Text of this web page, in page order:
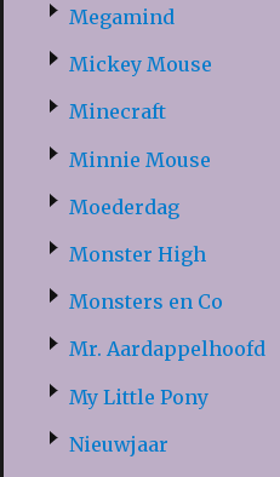
Megamind
Mickey Mouse
Minecraft
Minnie Mouse
Moederdag
Monster High
Monsters en Co
Mr. Aardappelhoofd
My Little Pony
Nieuwjaar